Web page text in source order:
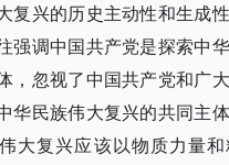
复兴的历史主动性和生成
强调中国共产党是探索中
，忽视了中国共产党和广
华民族伟大复兴的共同主
大复兴应该以物质力量